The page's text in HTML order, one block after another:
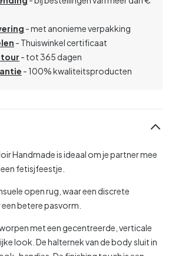
- met anonieme verpakking
- Thuiswinkel certificaat
- tot 365 dagen
- 100% kwaliteitsproducten
Handmade is ideaal om je partner mee
fetisjfeestje.
open rug, waar een discrete
betere pasvorm.
met een gecentreerde, verticale
look. De halternek van de body sluit in